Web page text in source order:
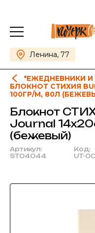
Ленина, 77
*ЕЖЕДНЕВНИКИ
БЛОКНОТ СТИХИЯ
100ГР/М, 80Л
Блокнот
Journal
(бежевый)
Артикул:
ST04044
Код:
UT-